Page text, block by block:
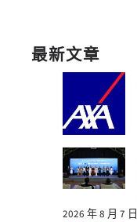
最新文章
2026 年 8 月 7 日